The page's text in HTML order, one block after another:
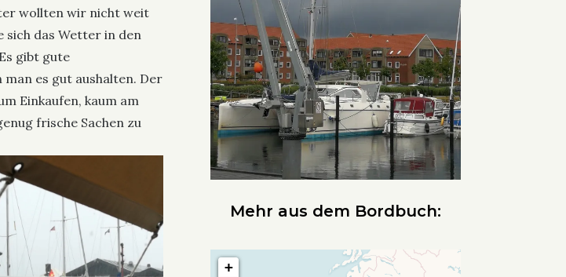
wollten wir nicht weit
sich das Wetter in den
gibt gute
es gut aushalten. Der
Einkaufen, kaum am
frische Sachen zu
Mehr aus dem Bordbuch:
+